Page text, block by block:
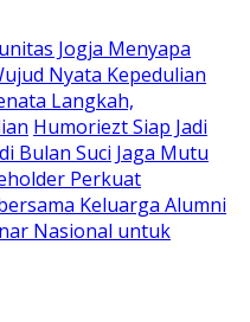
Jogja Menyapa
Nyata Kepedulian
Langkah,
Humoriezt Siap Jadi
Bulan Suci Jaga Mutu
Perkuat
Keluarga Alumni
Nasional untuk